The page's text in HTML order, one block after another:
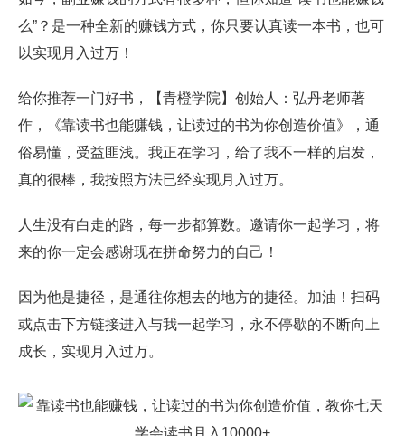
么”？是一种全新的赚钱方式，你只要认真读一本书，也可
以实现月入过万！
给你推荐一门好书，【青橙学院】创始人：弘丹老师著
作，《靠读书也能赚钱，让读过的书为你创造价值》，通
俗易懂，受益匪浅。我正在学习，给了我不一样的启发，
真的很棒，我按照方法已经实现月入过万。
人生没有白走的路，每一步都算数。邀请你一起学习，将
来的你一定会感谢现在拼命努力的自己！
因为他是捷径，是通往你想去的地方的捷径。加油！扫码
或点击下方链接进入与我一起学习，永不停歇的不断向上
成长，实现月入过万。